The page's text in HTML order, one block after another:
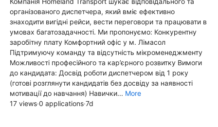
організованого диспетчера, який вміє ефективно
знаходити вигідні рейси, вести переговори та працювати в
умовах багатозадачності. Ми пропонуємо: Конкурентну
заробітну плату Комфортний офіс у м. Лімасол
Підтримуючу команду та відсутність мікроменеджменту
Можливості професійного та кар’єрного розвитку Вимоги
до кандидата: Досвід роботи диспетчером від 1 року
(готові розглянути кандидатів без досвіду за наявності
мотивації до навчання) Навички... More
17 views·0 applications·7d